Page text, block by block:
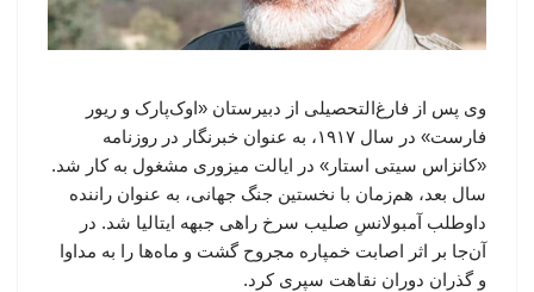
وی پس از فارغ‌التحصیلی از دبیرستان «اوک‌پارک و ریور
فارست» در سال ۱۹۱۷، به عنوان خبرنگار در روزنامه
«کانزاس سیتی استار» در ایالت میزوری مشغول به کار شد.
سال بعد، هم‌زمان با نخستین جنگ جهانی، به عنوان راننده
داوطلب آمبولانسِ صلیب سرخ راهی جبهه ایتالیا شد. در
آن‌جا بر اثر اصابت خمپاره مجروح گشت و ماه‌ها را به مداوا
و گذران دوران نقاهت سپری کرد.